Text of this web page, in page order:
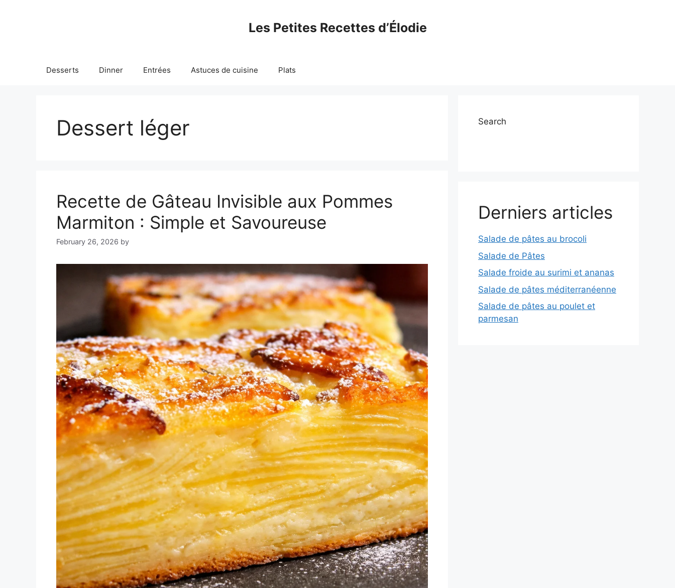
Les Petites Recettes d’Élodie
Desserts Dinner Entrées Astuces de cuisine Plats
Dessert léger
Recette de Gâteau Invisible aux Pommes
Marmiton : Simple et Savoureuse
February 26, 2026 by
Search
Derniers articles
Salade de pâtes au brocoli
Salade de Pâtes
Salade froide au surimi et ananas
Salade de pâtes méditerranéenne
Salade de pâtes au poulet et
parmesan